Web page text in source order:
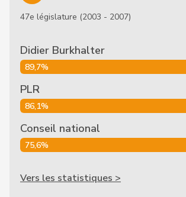
47e législature (2003 - 2007)
Didier Burkhalter
89,7%
PLR
86,1%
Conseil national
75,6%
Vers les statistiques >